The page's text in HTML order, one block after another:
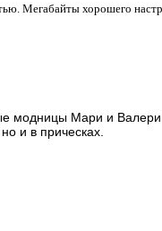
Мегабайты хорошего
модницы Мари и
и в прическах.